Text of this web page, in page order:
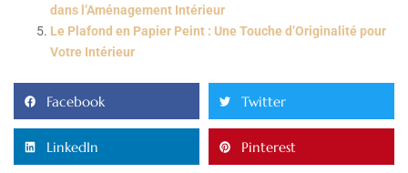
dans l’Aménagement Intérieur
Le Plafond en Papier Peint : Une Touche d’Originalité pour
Votre Intérieur
Facebook Twitter
LinkedIn Pinterest